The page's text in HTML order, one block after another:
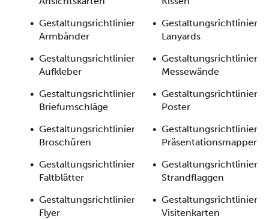
Gestaltungsrichtlinien
Armbänder
Gestaltungsrichtlinien
Aufkleber
Gestaltungsrichtlinien
Briefumschläge
Gestaltungsrichtlinien
Broschüren
Gestaltungsrichtlinien
Faltblätter
Gestaltungsrichtlinien
Flyer
Gestaltungsrichtlinien
Lanyards
Gestaltungsrichtlinien
Messewände
Gestaltungsrichtlinien
Poster
Gestaltungsrichtlinien
Präsentationsmappen
Gestaltungsrichtlinien
Strandflaggen
Gestaltungsrichtlinien
Visitenkarten